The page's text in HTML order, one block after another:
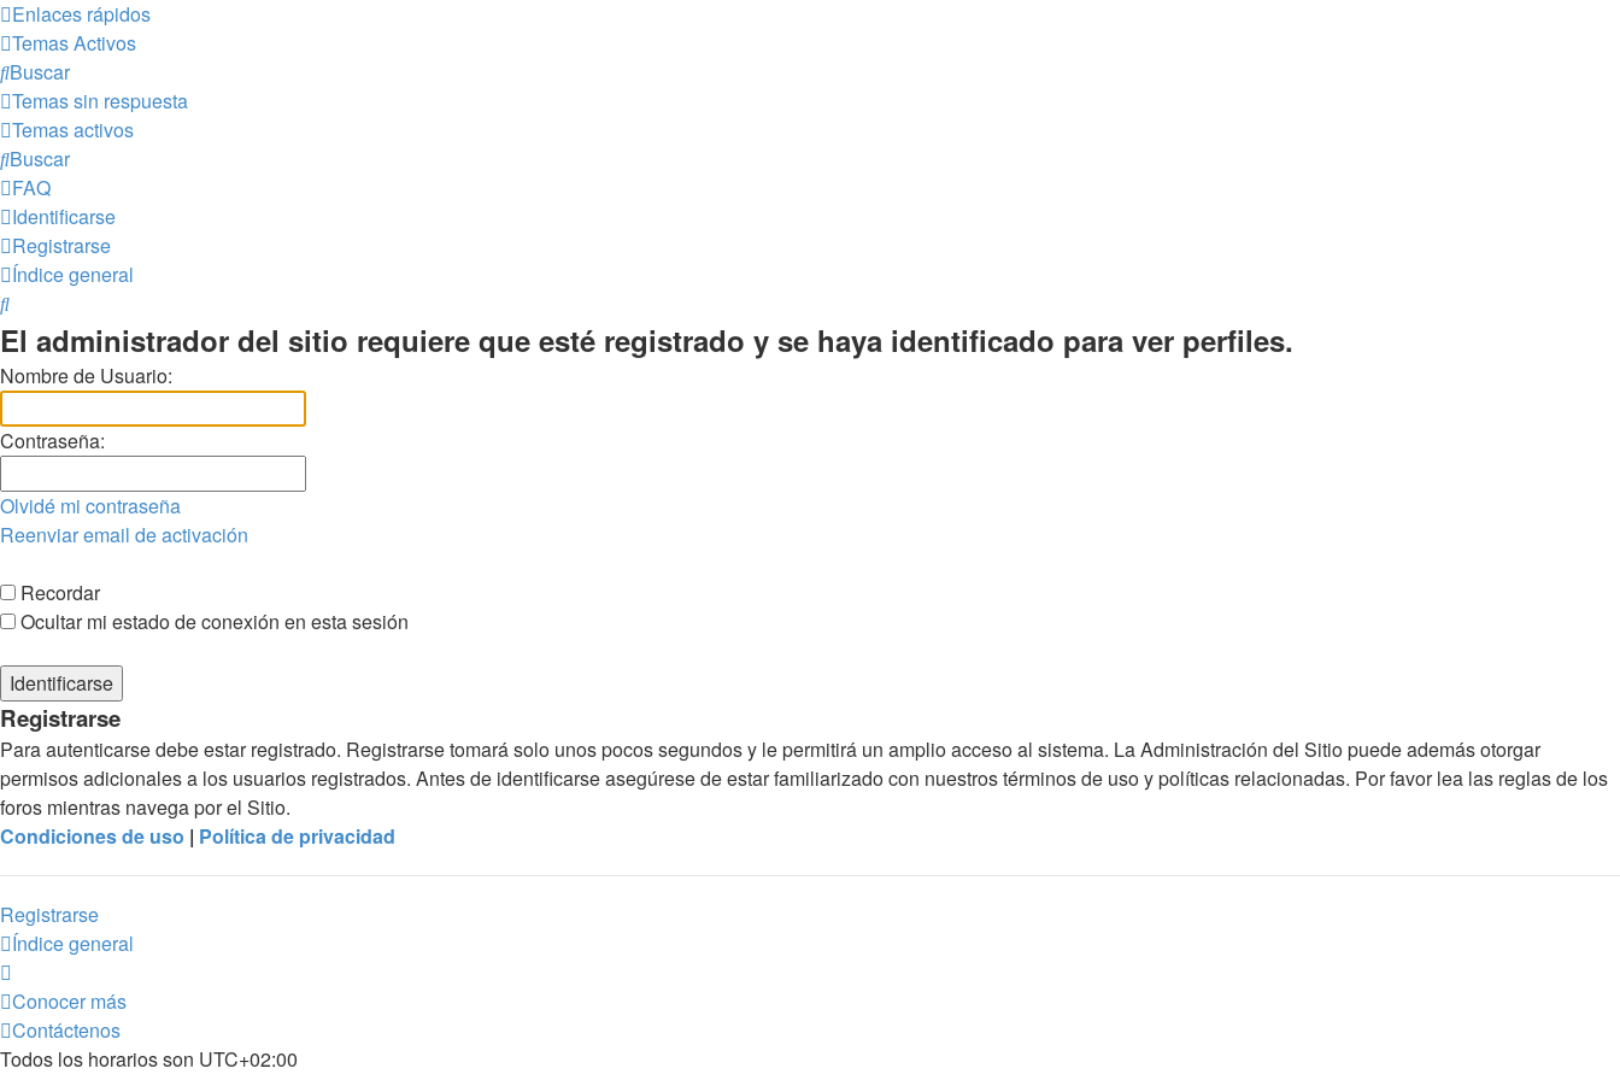
Enlaces rápidos
Temas Activos
Buscar
Temas sin respuesta
Temas activos
Buscar
FAQ
Identificarse
Registrarse
Índice general
Buscar
El administrador del sitio requiere que esté registrado y se haya identificado para ver perfiles.
Nombre de Usuario:
Contraseña:
Olvidé mi contraseña
Reenviar email de activación
Recordar
Ocultar mi estado de conexión en esta sesión
Registrarse
Para autenticarse debe estar registrado. Registrarse tomará solo unos pocos segundos y le permitirá un amplio acceso al sistema. La Administración del Sitio puede además otorgar
permisos adicionales a los usuarios registrados. Antes de identificarse asegúrese de estar familiarizado con nuestros términos de uso y políticas relacionadas. Por favor lea las reglas de los
foros mientras navega por el Sitio.
Condiciones de uso | Política de privacidad
Registrarse
Índice general
Conocer más
Contáctenos
Todos los horarios son UTC+02:00